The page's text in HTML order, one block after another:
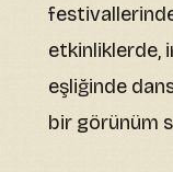
etkinliklerde,
eşliğinde
bir görünüm